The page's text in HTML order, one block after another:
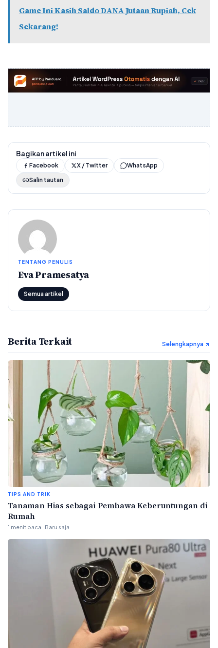
Game Ini Kasih Saldo DANA Jutaan Rupiah, Cek
Sekarang!
Bagikan artikel ini
Facebook X / Twitter
WhatsApp
Salin tautan
TENTANG PENULIS
Eva Pramesatya
Semua artikel
Berita Terkait Selengkapnya
TIPS AND TRIK
Tanaman Hias sebagai Pembawa Keberuntungan di
Rumah
1 menit baca · Baru saja